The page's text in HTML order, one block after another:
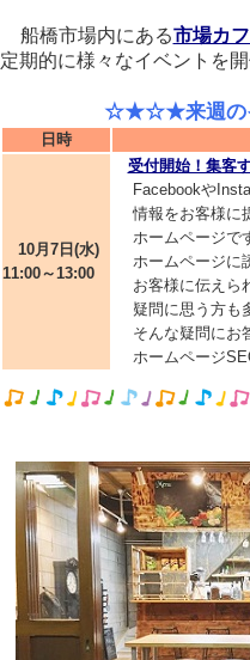
船橋市場内にある市場カ
定期的に様々なイベントを開
☆★☆★来週のイ
日時
10月7日(水)
11:00～13:00
受付開始！集客
Facebookや
情報をお客様に
ホームページで
ホームページに
お客様に伝えら
疑問に思う方も
そんな疑問にお
ホームページ